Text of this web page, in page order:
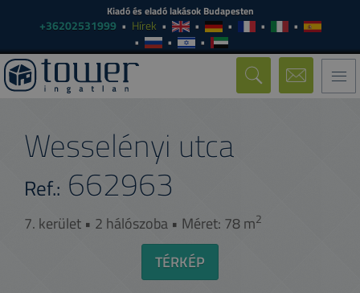
Kiadó és eladó lakások Budapesten
+36202531999 Hírek
Wesselényi utca
Ref.: 662963
7. kerület • 2 hálószoba • Méret: 78 m2
TÉRKÉP